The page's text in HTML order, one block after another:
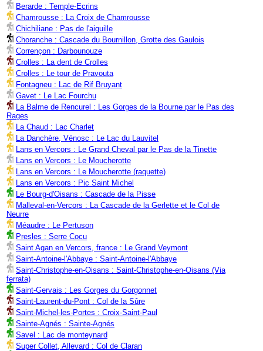
Berarde : Temple-Ecrins
Chamrousse : La Croix de Chamrousse
Chichiliane : Pas de l'aiguille
Choranche : Cascade du Bournillon, Grotte des Gaulois
Corrençon : Darbounouze
Crolles : La dent de Crolles
Crolles : Le tour de Pravouta
Fontagneu : Lac de Rif Bruyant
Gavet : Le Lac Fourchu
La Balme de Rencurel : Les Gorges de la Bourne par le Pas des
Rages
La Chaud : Lac Charlet
La Danchère, Vénosc : Le Lac du Lauvitel
Lans en Vercors : Le Grand Cheval par le Pas de la Tinette
Lans en Vercors : Le Moucherotte
Lans en Vercors : Le Moucherotte (raquette)
Lans en Vercors : Pic Saint Michel
Le Bourg-d'Oisans : Cascade de la Pisse
Malleval-en-Vercors : La Cascade de la Gerlette et le Col de
Neurre
Méaudre : Le Pertuson
Presles : Serre Cocu
Saint Agan en Vercors, france : Le Grand Veymont
Saint-Antoine-l'Abbaye : Saint-Antoine-l'Abbaye
Saint-Christophe-en-Oisans : Saint-Christophe-en-Oisans (Via
ferrata)
Saint-Gervais : Les Gorges du Gorgonnet
Saint-Laurent-du-Pont : Col de la Sûre
Saint-Michel-les-Portes : Croix-Saint-Paul
Sainte-Agnés : Sainte-Agnés
Savel : Lac de monteynard
Super Collet, Allevard : Col de Claran